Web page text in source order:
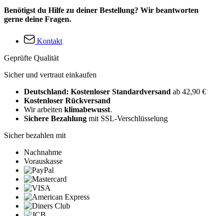
Benötigst du Hilfe zu deiner Bestellung? Wir beantworten
gerne deine Fragen.
Kontakt
Geprüfte Qualität
Sicher und vertraut einkaufen
Deutschland: Kostenloser Standardversand ab 42,90 €
Kostenloser Rückversand
Wir arbeiten klimabewusst.
Sichere Bezahlung mit SSL-Verschlüsselung
Sicher bezahlen mit
Nachnahme
Vorauskasse